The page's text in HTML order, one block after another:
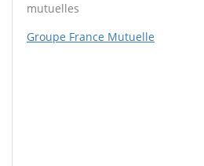
mutuelles
Groupe France Mutuelle